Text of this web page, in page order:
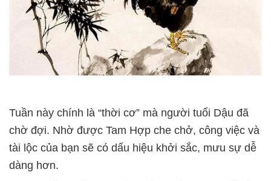
Tuần này chính là “thời cơ” mà người tuổi Dậu đã
chờ đợi. Nhờ được Tam Hợp che chở, công việc và
tài lộc của bạn sẽ có dấu hiệu khởi sắc, mưu sự dễ
dàng hơn.